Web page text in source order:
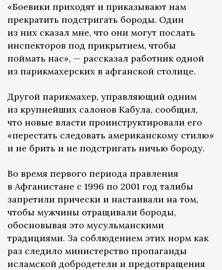
«Боевики приходят и приказывают нам
прекратить подстригать бороды. Один
из них сказал мне, что они могут послать
инспекторов под прикрытием, чтобы
поймать нас», — рассказал работник одной
из парикмахерских в афганской столице.
Другой парикмахер, управляющий одним
из крупнейших салонов Кабула, сообщил,
что новые власти проинструктировали его
«перестать следовать американскому стилю»
и не брить и не подстригать ничью бороду.
Во время первого периода правления
в Афганистане с 1996 по 2001 год талибы
запретили прически и настаивали на том,
чтобы мужчины отращивали бороды,
обосновывая это мусульманскими
традициями. За соблюдением этих норм как
раз следило министерство пропаганды
исламской добродетели и предотвращения